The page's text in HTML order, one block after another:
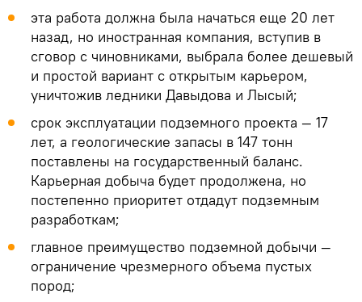
эта работа должна была начаться еще 20 лет
назад, но иностранная компания, вступив в
сговор с чиновниками, выбрала более дешевый
и простой вариант с открытым карьером,
уничтожив ледники Давыдова и Лысый;
срок эксплуатации подземного проекта — 17
лет, а геологические запасы в 147 тонн
поставлены на государственный баланс.
Карьерная добыча будет продолжена, но
постепенно приоритет отдадут подземным
разработкам;
главное преимущество подземной добычи —
ограничение чрезмерного объема пустых
пород;